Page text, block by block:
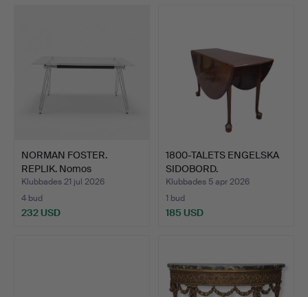
NORMAN FOSTER.
REPLIK. Nomos
konferensbord.
Klubbades 21 jul 2026
4 bud
232 USD
1800-TALETS ENGELSKA
SIDOBORD.
Klubbades 5 apr 2026
1 bud
185 USD